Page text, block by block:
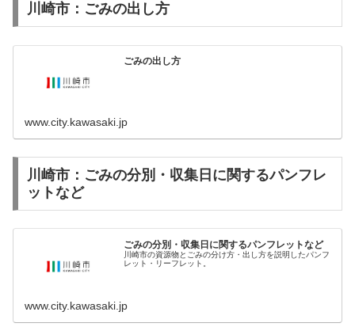
川崎市：ごみの出し方
ごみの出し方
www.city.kawasaki.jp
川崎市：ごみの分別・収集日に関するパンフレ
ットなど
ごみの分別・収集日に関するパンフレットなど
川崎市の資源物とごみの分け方・出し方を説明したパンフ
レット・リーフレット。
www.city.kawasaki.jp